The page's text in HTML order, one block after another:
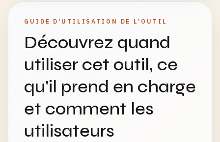
GUIDE D'UTILISATION DE L'OUTIL
Découvrez quand
utiliser cet outil, ce
qu'il prend en charge
et comment les
utilisateurs